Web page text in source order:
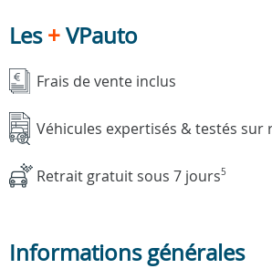
Les+VPauto
Frais de vente inclus
Véhicules expertisés & testés sur
Retrait gratuit sous 7 jours5
Informations générales